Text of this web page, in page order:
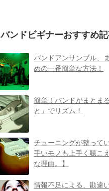
バンドビギナーおすすめ記
バンドアンサンブル、
めの一番簡単な方法！
簡単！バンドがまとま
と」でリズム！
チューニングが整って
手いモノも上手く聴こ
な理由。】
情報不足による、勘違